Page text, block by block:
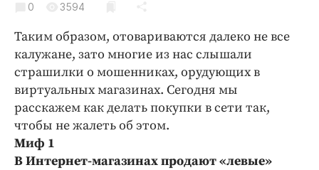
Недвижимость и ЖКХ
Образование
Общество
Погода
Праздники
Происшествия
Спорт
Экономика и бизнес
0 3594
Таким образом, отовариваются далеко не все
калужане, зато многие из нас слышали
страшилки о мошенниках, орудующих в
виртуальных магазинах. Сегодня мы
расскажем как делать покупки в сети так,
чтобы не жалеть об этом.
Миф 1
В Интернет-магазинах продают «левые»